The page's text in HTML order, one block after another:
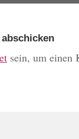
sein, um einen